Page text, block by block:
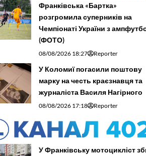
Франківська «Бартка»
розгромила суперників на
Чемпіонаті України з
(ФОТО)
08/08/2026 18:27 Reporter
У Коломиї погасили поштову
марку на честь краєзнавця та
журналіста Василя Нагірного
08/08/2026 17:18 Reporter
У Франківську мотоцикліст